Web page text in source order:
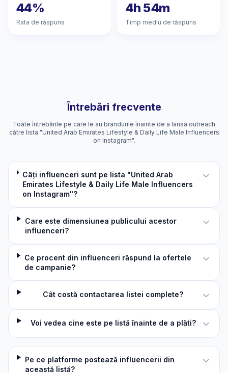
44%
Rata de răspuns
4h 54m
Timp mediu de răspuns
Întrebări frecvente
Toate întrebările pe care le au brandurile înainte de a lansa outreach
către lista "United Arab Emirates Lifestyle & Daily Life Male Influencers
on Instagram".
Câți influenceri sunt pe lista "United Arab
Emirates Lifestyle & Daily Life Male Influencers
on Instagram"?
Care este dimensiunea publicului acestor
influenceri?
Ce procent din influenceri răspund la ofertele
de campanie?
Cât costă contactarea listei complete?
Voi vedea cine este pe listă înainte de a plăti?
Pe ce platforme postează influencerii din
această listă?